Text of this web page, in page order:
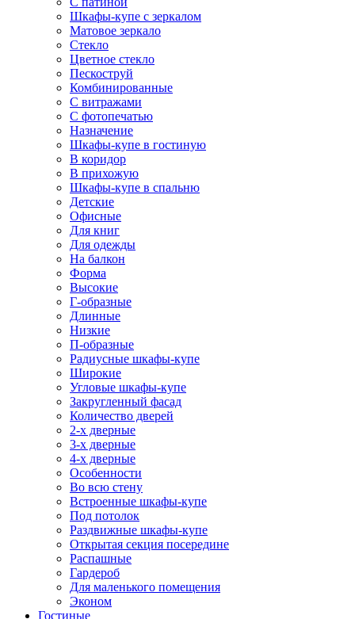
Шкафы-купе с зеркалом
Матовое зеркало
Стекло
Цветное стекло
Пескоструй
Комбинированные
С витражами
С фотопечатью
Назначение
Шкафы-купе в гостиную
В коридор
В прихожую
Шкафы-купе в спальню
Детские
Офисные
Для книг
Для одежды
На балкон
Форма
Высокие
Г-образные
Длинные
Низкие
П-образные
Радиусные шкафы-купе
Широкие
Угловые шкафы-купе
Закругленный фасад
Количество дверей
2-х дверные
3-х дверные
4-х дверные
Особенности
Во всю стену
Встроенные шкафы-купе
Под потолок
Раздвижные шкафы-купе
Открытая секция посередине
Распашные
Гардероб
Для маленького помещения
Эконом
Гостиные